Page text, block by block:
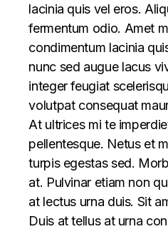
lacinia quis vel eros.
fermentum odio. Amet
condimentum lacinia
nunc sed augue lacus
integer feugiat
volutpat consequat
At ultrices mi te
pellentesque. Netus et
turpis egestas sed.
at. Pulvinar etiam non
at lectus urna duis. Sit
Duis at tellus at urna